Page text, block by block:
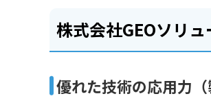
株式会社GEOソリ
優れた技術の応用力